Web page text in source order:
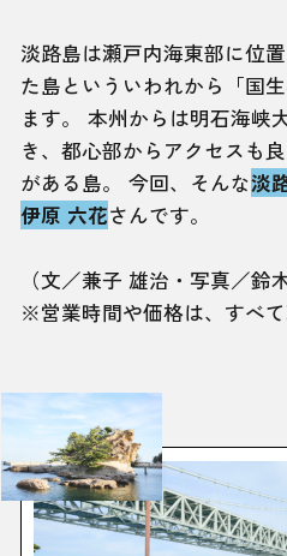
淡路島は瀬戸内海東部に位
た島といういわれから「国
ます。 本州からは明石海峡
き、都心部からアクセスも
がある島。 今回、そんな淡
伊原 六花さんです。
（文／兼子 雄治・写真／鈴
※営業時間や価格は、すべて